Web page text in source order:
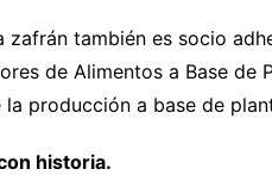
zafrán también es socio
de Alimentos a Base de
la producción a base de
historia.